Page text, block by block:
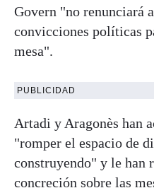
Govern "no renunciará
convicciones políticas
mesa".
PUBLICIDAD
Artadi y Aragonès han
"romper el espacio de
construyendo" y le han
concreción sobre las